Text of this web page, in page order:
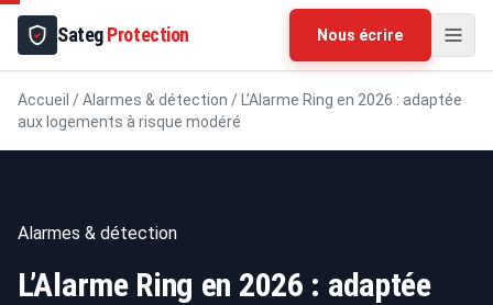
SategProtection Nous écrire
Accueil /Alarmes & détection / L’Alarme Ring en 2026 : adaptée
aux logements à risque modéré
Alarmes & détection
L’Alarme Ring en 2026 : adaptée